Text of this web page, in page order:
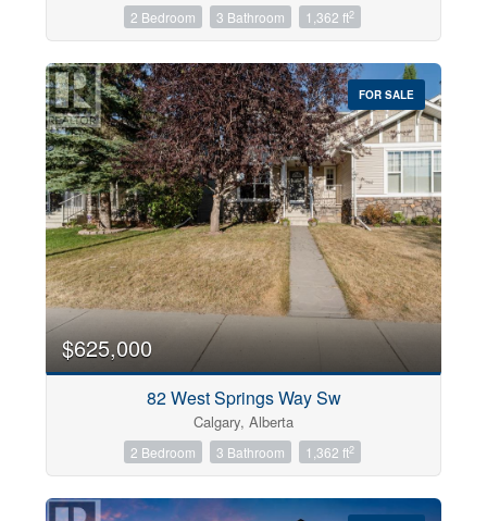
2 Bedroom 3 Bathroom 1,362 ft2
FOR SALE
$625,000
82 West Springs Way Sw
Calgary, Alberta
2 Bedroom 3 Bathroom 1,362 ft2